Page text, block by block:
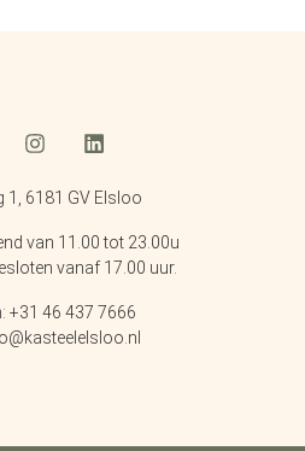
1, 6181 GV Elsloo
van 11.00 tot 23.00u
vanaf 17.00 uur.
+31 46 437 7666